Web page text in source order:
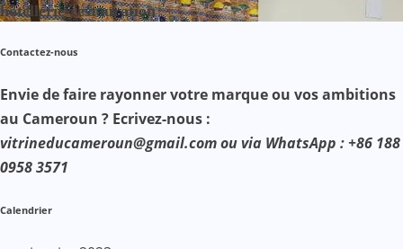
hôtellerie-restauration
Contactez-nous
Envie de faire rayonner votre marque ou vos ambitions
au Cameroun ? Ecrivez-nous :
vitrineducameroun@gmail.com ou via WhatsApp : +86 188
0958 3571
Calendrier